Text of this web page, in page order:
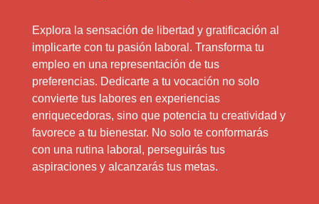
Explora la sensación de libertad y gratificación al
implicarte con tu pasión laboral. Transforma tu
empleo en una representación de tus
preferencias. Dedicarte a tu vocación no solo
convierte tus labores en experiencias
enriquecedoras, sino que potencia tu creatividad y
favorece a tu bienestar. No solo te conformarás
con una rutina laboral, perseguirás tus
aspiraciones y alcanzarás tus metas.